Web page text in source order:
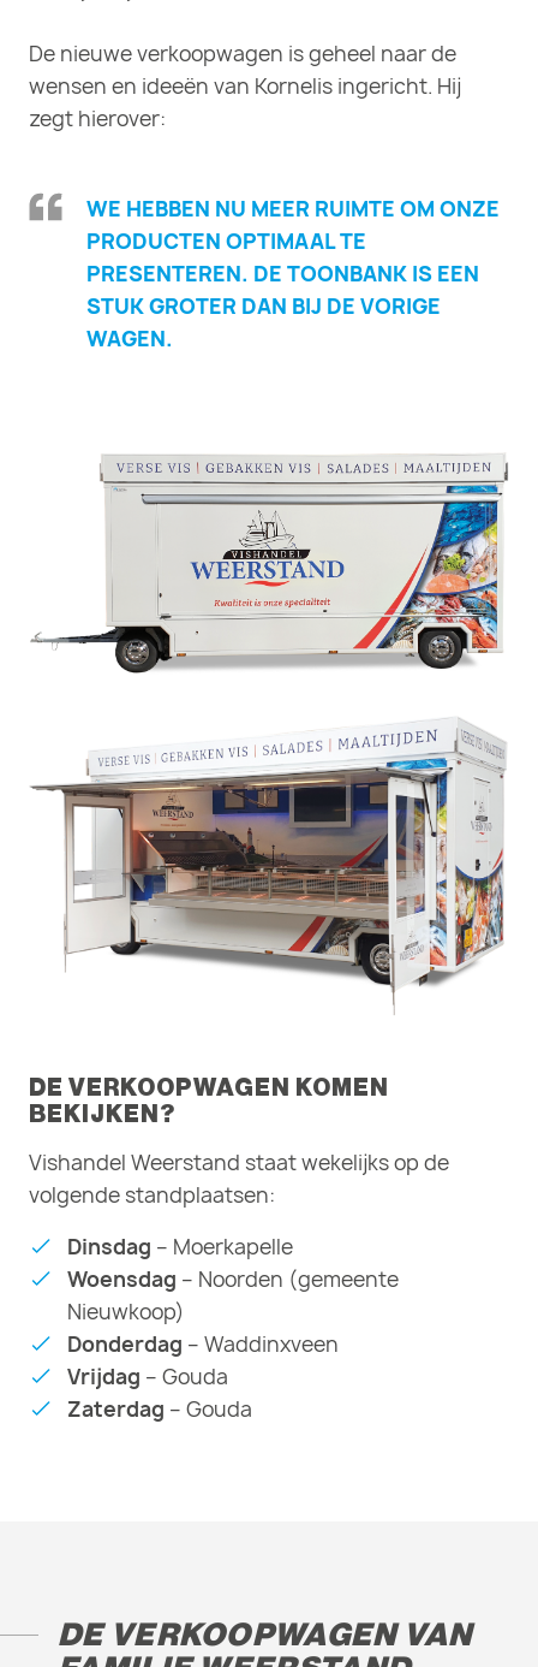
De nieuwe verkoopwagen is geheel naar de
wensen en ideeën van Kornelis ingericht. Hij
zegt hierover:
WE HEBBEN NU MEER RUIMTE OM ONZE
PRODUCTEN OPTIMAAL TE
PRESENTEREN. DE TOONBANK IS EEN
STUK GROTER DAN BIJ DE VORIGE
WAGEN.
DE VERKOOPWAGEN KOMEN
BEKIJKEN?
Vishandel Weerstand staat wekelijks op de
volgende standplaatsen:
Dinsdag – Moerkapelle
Woensdag – Noorden (gemeente
Nieuwkoop)
Donderdag – Waddinxveen
Vrijdag – Gouda
Zaterdag – Gouda
DE VERKOOPWAGEN VAN